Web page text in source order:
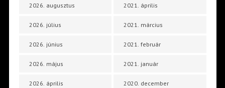
2026. augusztus
2026. július
2026. június
2026. május
2026. április
2021. április
2021. március
2021. február
2021. január
2020. december